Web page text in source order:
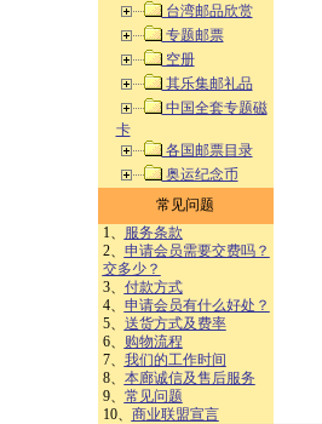
台湾邮品欣赏
专题邮票
空册
其乐集邮礼品
中国全套专题磁
卡
各国邮票目录
奥运纪念币
常见问题
1、
服务条款
2、 申请会员需要交费吗？
交多少？
3、 付款方式
4、 申请会员有什么好处？
5、 送货方式及费率
6、
购物流程
7、 我们的工作时间
8、 本廊诚信及售后服务
9、 常见问题
10、 商业联盟宣言